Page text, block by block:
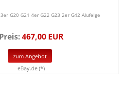
G20 G21 4er G22 G23 2er G42 Alufelge
Preis:467,00 EUR
zum Angebot
eBay.de (*)